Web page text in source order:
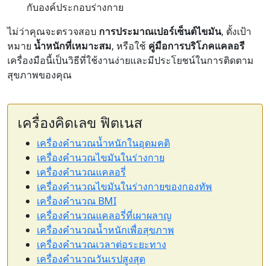
กับองค์ประกอบร่างกาย
ไม่ว่าคุณจะตรวจสอบ การประมาณเปอร์เซ็นต์ไขมัน, ตั้งเป้า
หมาย น้ำหนักที่เหมาะสม, หรือใช้ คู่มือการบริโภคแคลอรี
เครื่องมือนี้เป็นวิธีที่ใช้งานง่ายและมีประโยชน์ในการติดตาม
สุขภาพของคุณ
เครื่องคิดเลข ฟิตเนส
เครื่องคำนวณน้ำหนักในอุดมคติ
เครื่องคำนวณไขมันในร่างกาย
เครื่องคำนวณแคลอรี่
เครื่องคำนวณไขมันในร่างกายของกองทัพ
เครื่องคำนวณ BMI
เครื่องคำนวณแคลอรี่ที่เผาผลาญ
เครื่องคำนวณน้ำหนักเพื่อสุขภาพ
เครื่องคำนวณเวลาต่อระยะทาง
เครื่องคำนวณวันเรปสูงสุด